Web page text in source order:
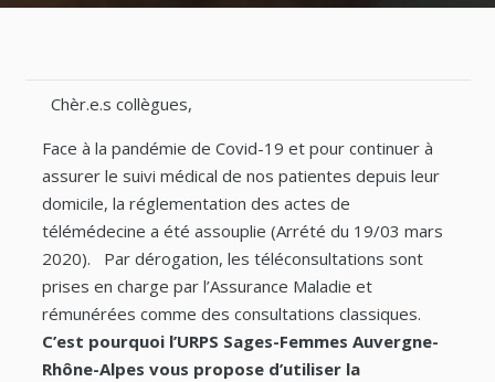
Chèr.e.s collègues,
Face à la pandémie de Covid-19 et pour continuer à
assurer le suivi médical de nos patientes depuis leur
domicile, la réglementation des actes de
télémédecine a été assouplie (Arrété du 19/03 mars
2020). Par dérogation, les téléconsultations sont
prises en charge par l’Assurance Maladie et
rémunérées comme des consultations classiques.
C’est pourquoi l’URPS Sages-Femmes Auvergne-
Rhône-Alpes vous propose d’utiliser la